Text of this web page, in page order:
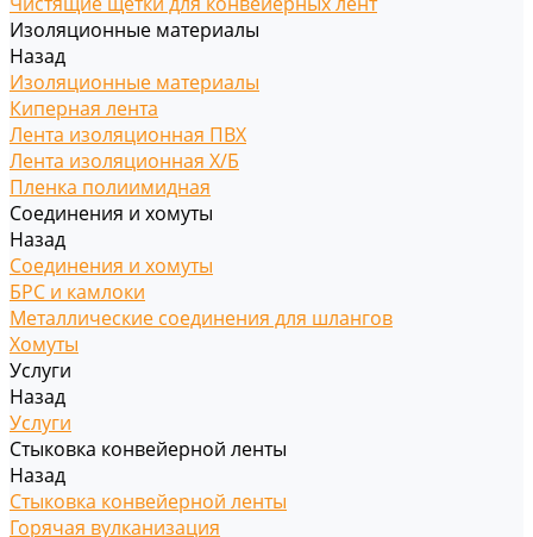
Изоляционные материалы
Назад
Изоляционные материалы
Киперная лента
Лента изоляционная ПВХ
Лента изоляционная Х/Б
Пленка полиимидная
Соединения и хомуты
Назад
Соединения и хомуты
БРС и камлоки
Металлические соединения для шлангов
Хомуты
Услуги
Назад
Услуги
Стыковка конвейерной ленты
Назад
Стыковка конвейерной ленты
Горячая вулканизация